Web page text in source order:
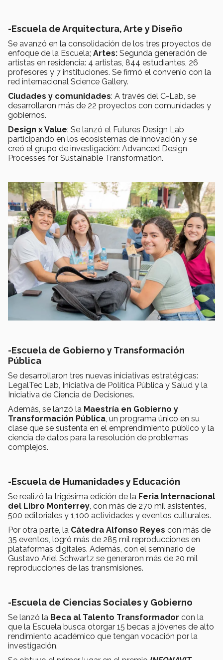
-Escuela de Arquitectura, Arte y Diseño
Se avanzó en la consolidación de los tres proyectos de
enfoque de la Escuela; Artes: Segunda generación de
artistas en residencia: 4 artistas, 844 estudiantes, 26
profesores y 7 instituciones. Se firmó el convenio con la
red internacional Science Gallery.
Ciudades y comunidades: A través del C-Lab, se
desarrollaron más de 22 proyectos con comunidades y
gobiernos.
Design x Value: Se lanzó el Futures Design Lab
participando en los ecosistemas de innovación y se
creó el grupo de investigación: Advanced Design
Processes for Sustainable Transformation.
-Escuela de Gobierno y Transformación
Pública
Se desarrollaron tres nuevas iniciativas estratégicas:
LegalTec Lab, Iniciativa de Política Pública y Salud y la
Iniciativa de Ciencia de Decisiones.
Además, se lanzó la Maestría en Gobierno y
Transformación Pública, un programa único en su
clase que se sustenta en el emprendimiento público y la
ciencia de datos para la resolución de problemas
complejos.
-Escuela de Humanidades y Educación
Se realizó la trigésima edición de la Feria Internacional
del Libro Monterrey, con más de 270 mil asistentes,
500 editoriales y 1,100 actividades y eventos culturales.
Por otra parte, la Cátedra Alfonso Reyes con más de
35 eventos, logró más de 285 mil reproducciones en
plataformas digitales. Además, con el seminario de
Gustavo Ariel Schwartz se generaron más de 20 mil
reproducciones de las transmisiones.
-Escuela de Ciencias Sociales y Gobierno
Se lanzó la Beca al Talento Transformador con la
que la Escuela busca otorgar 15 becas a jóvenes de alto
rendimiento académico que tengan vocación por la
investigación.